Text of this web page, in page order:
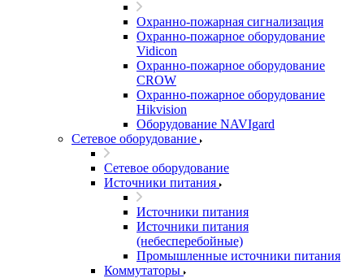
Охранно-пожарная сигнализация
Охранно-пожарное оборудование
Vidicon
Охранно-пожарное оборудование
CROW
Охранно-пожарное оборудование
Hikvision
Оборудование NAVIgard
Сетевое оборудование
Сетевое оборудование
Источники питания
Источники питания
Источники питания
(небесперебойные)
Промышленные источники питания
Коммутаторы